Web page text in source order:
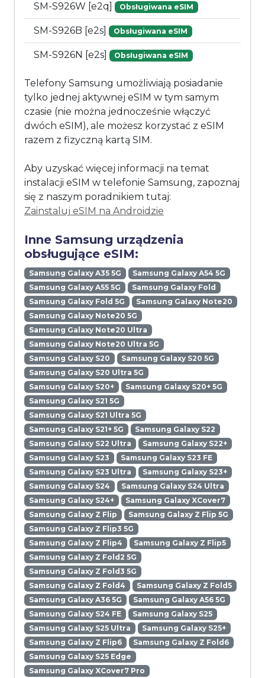
SM-S926W [e2q] Obsługiwana eSIM
SM-S926B [e2s] Obsługiwana eSIM
SM-S926N [e2s] Obsługiwana eSIM
Telefony Samsung umożliwiają posiadanie
tylko jednej aktywnej eSIM w tym samym
czasie (nie można jednocześnie włączyć
dwóch eSIM), ale możesz korzystać z eSIM
razem z fizyczną kartą SIM.
Aby uzyskać więcej informacji na temat
instalacji eSIM w telefonie Samsung, zapoznaj
się z naszym poradnikiem tutaj:
Zainstaluj eSIM na Androidzie
Inne Samsung urządzenia
obsługujące eSIM:
Samsung Galaxy A35 5G
Samsung Galaxy A54 5G
Samsung Galaxy A55 5G
Samsung Galaxy Fold
Samsung Galaxy Fold 5G
Samsung Galaxy Note20
Samsung Galaxy Note20 5G
Samsung Galaxy Note20 Ultra
Samsung Galaxy Note20 Ultra 5G
Samsung Galaxy S20
Samsung Galaxy S20 5G
Samsung Galaxy S20 Ultra 5G
Samsung Galaxy S20+
Samsung Galaxy S20+ 5G
Samsung Galaxy S21 5G
Samsung Galaxy S21 Ultra 5G
Samsung Galaxy S21+ 5G
Samsung Galaxy S22
Samsung Galaxy S22 Ultra
Samsung Galaxy S22+
Samsung Galaxy S23
Samsung Galaxy S23 FE
Samsung Galaxy S23 Ultra
Samsung Galaxy S23+
Samsung Galaxy S24
Samsung Galaxy S24 Ultra
Samsung Galaxy S24+
Samsung Galaxy XCover7
Samsung Galaxy Z Flip
Samsung Galaxy Z Flip 5G
Samsung Galaxy Z Flip3 5G
Samsung Galaxy Z Flip4
Samsung Galaxy Z Flip5
Samsung Galaxy Z Fold2 5G
Samsung Galaxy Z Fold3 5G
Samsung Galaxy Z Fold4
Samsung Galaxy Z Fold5
Samsung Galaxy A36 5G
Samsung Galaxy A56 5G
Samsung Galaxy S24 FE
Samsung Galaxy S25
Samsung Galaxy S25 Ultra
Samsung Galaxy S25+
Samsung Galaxy Z Flip6
Samsung Galaxy Z Fold6
Samsung Galaxy S25 Edge
Samsung Galaxy XCover7 Pro